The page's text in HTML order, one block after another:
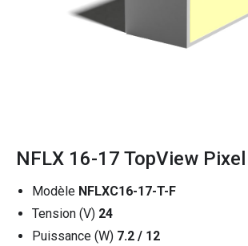
NFLX 16-17 TopView
Modèle NFLXC16-17-T-F
Tension (V) 24
Puissance (W) 7.2 / 12